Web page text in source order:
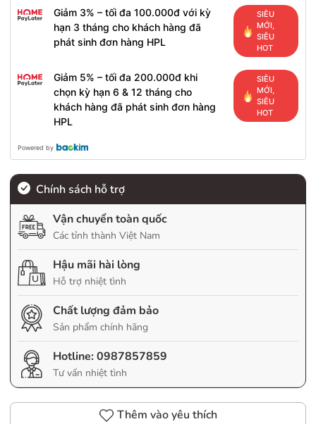
Giảm 3% – tối đa 100.000đ với kỳ
hạn 3 tháng cho khách hàng đã
phát sinh đơn hàng HPL
SIÊU
MỚI,
SIÊU
HOT
Giảm 5% – tối đa 200.000đ khi
chọn kỳ hạn 6 & 12 tháng cho
khách hàng đã phát sinh đơn hàng
HPL
SIÊU
MỚI,
SIÊU
HOT
Powered by
Chính sách hỗ trợ
Vận chuyển toàn quốc
Các tỉnh thành Việt Nam
Hậu mãi hài lòng
Hỗ trợ nhiệt tình
Chất lượng đảm bảo
Sản phẩm chính hãng
Hotline:0987857859
Tư vấn nhiệt tình
Thêm vào yêu thích